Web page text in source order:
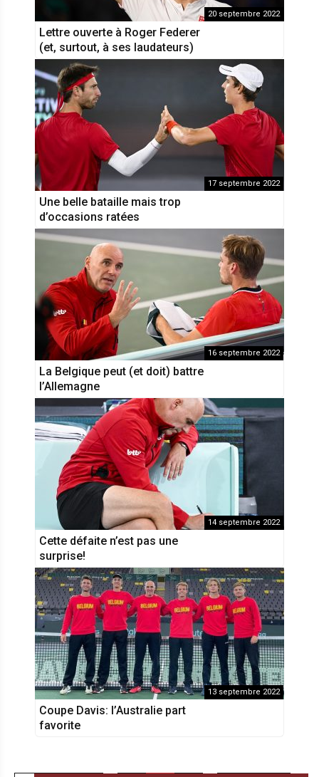
20 septembre 2022
Lettre ouverte à Roger Federer
(et, surtout, à ses laudateurs)
17 septembre 2022
Une belle bataille mais trop
d’occasions ratées
16 septembre 2022
La Belgique peut (et doit) battre
l’Allemagne
14 septembre 2022
Cette défaite n’est pas une
surprise!
13 septembre 2022
Coupe Davis: l’Australie part
favorite